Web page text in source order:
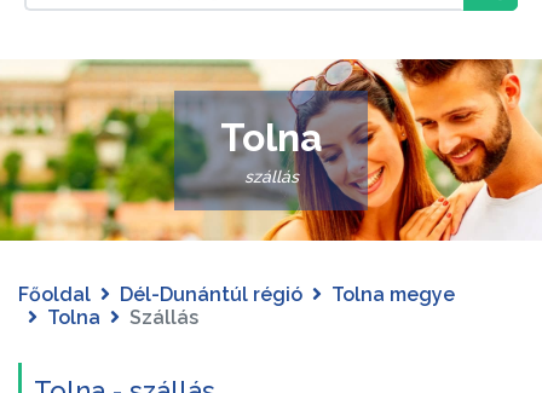
Tolna
szállás
Főoldal Dél-Dunántúl régió
Tolna megye
Tolna
Szállás